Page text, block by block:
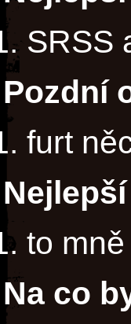
SRSS
Pozdní
furt
to
Na co